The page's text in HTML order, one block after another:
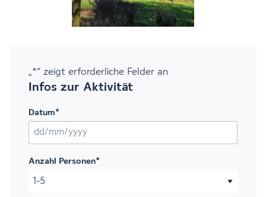
„*“ zeigt erforderliche Felder an
Infos zur Aktivität
Datum*
TT Schrägstrich MM Schrägstrich JJJJ
Anzahl Personen*